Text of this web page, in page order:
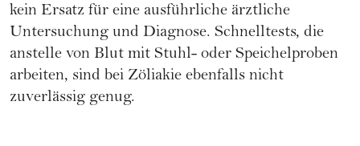
kein Ersatz für eine ausführliche ärztliche
Untersuchung und Diagnose. Schnelltests, die
anstelle von Blut mit Stuhl- oder Speichelproben
arbeiten, sind bei Zöliakie ebenfalls nicht
zuverlässig genug.